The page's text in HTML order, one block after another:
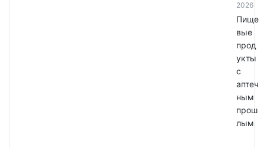
2026
Пище
вые
прод
укты
с
аптеч
ным
прош
лым